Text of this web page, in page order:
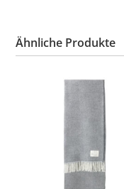
Ähnliche Produkte